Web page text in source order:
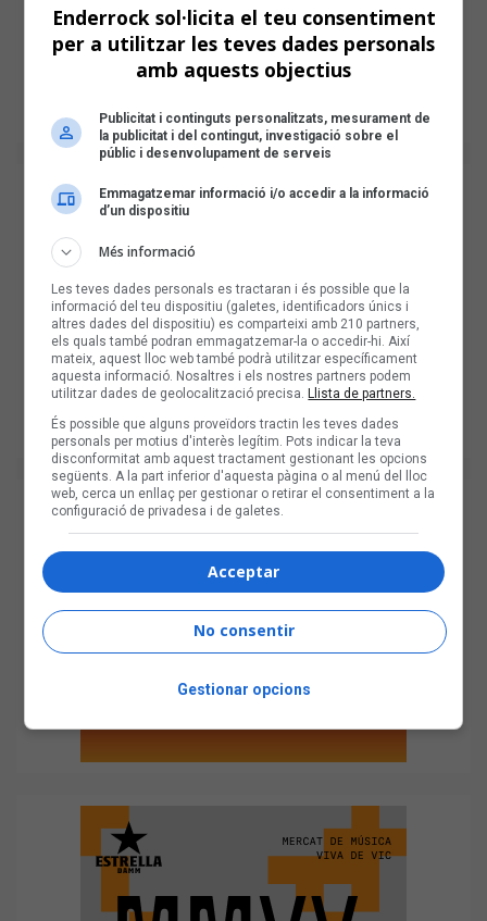
Enderrock sol·licita el teu consentiment
per a utilitzar les teves dades personals
amb aquests objectius
Publicitat i continguts personalitzats, mesurament de
la publicitat i del contingut, investigació sobre el
públic i desenvolupament de serveis
Emmagatzemar informació i/o accedir a la informació
d’un dispositiu
Més informació
Les teves dades personals es tractaran i és possible que la
informació del teu dispositiu (galetes, identificadors únics i
altres dades del dispositiu) es comparteixi amb 210 partners,
els quals també podran emmagatzemar-la o accedir-hi. Així
mateix, aquest lloc web també podrà utilitzar específicament
aquesta informació. Nosaltres i els nostres partners podem
utilitzar dades de geolocalització precisa.Llista de partners.
És possible que alguns proveïdors tractin les teves dades
personals per motius d'interès legítim. Pots indicar la teva
disconformitat amb aquest tractament gestionant les opcions
següents. A la part inferior d'aquesta pàgina o al menú del lloc
web, cerca un enllaç per gestionar o retirar el consentiment a la
configuració de privadesa i de galetes.
Acceptar
No consentir
Gestionar opcions